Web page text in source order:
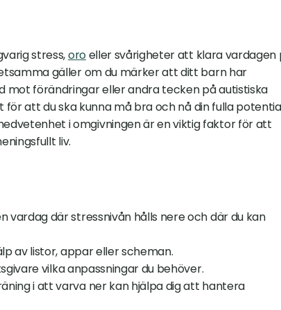
stress, oro eller svårigheter att klara vardagen
gäller om du märker att ditt barn har
förändringar eller andra tecken på autistiska
att du ska kunna må bra och nå din fulla
i omgivningen är en viktig faktor för att
liv.
där stressnivån hålls nere och där du kan
av listor, appar eller scheman.
vilka anpassningar du behöver.
i att varva ner kan hjälpa dig att hantera